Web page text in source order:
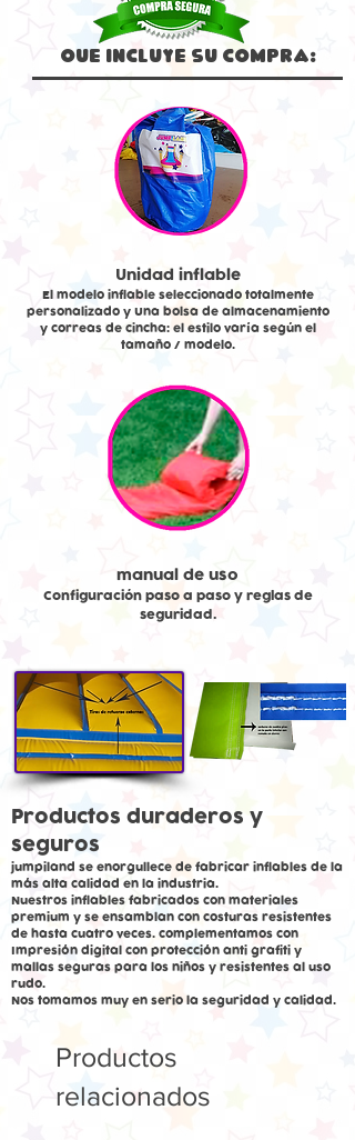
Que Incluye su compra:
Unidad inflable
El modelo inflable seleccionado totalmente
personalizado y Una bolsa de almacenamiento
y correas de cincha: el estilo varía según el
tamaño / modelo.
manual de uso
Configuración paso a paso y reglas de
seguridad.
Productos duraderos y
seguros
jumpiland se enorgullece de fabricar inflables de la
más alta calidad en la industria.
Nuestros inflables fabricados con materiales
premium y se ensamblan con costuras resistentes
de hasta cuatro veces. complementamos con
Impresión digital con protección anti grafiti y
mallas seguras para los niños y resistentes al uso
rudo.
Nos tomamos muy en serio la seguridad y calidad.
Productos
relacionados